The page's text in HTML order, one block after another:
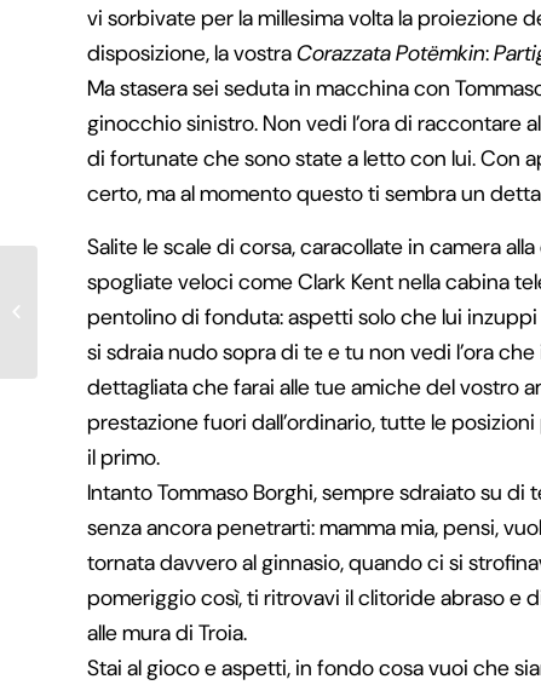
vi sorbivate per la millesima volta la proiezione
disposizione, la vostra Corazzata Potëmkin:
Ma stasera sei seduta in macchina con
ginocchio sinistro. Non vedi l’ora di raccontare
di fortunate che sono state a letto con lui. Con
certo, ma al momento questo ti sembra un
Salite le scale di corsa, caracollate in camera
spogliate veloci come Clark Kent nella cabina
pentolino di fonduta: aspetti solo che lui
si sdraia nudo sopra di te e tu non vedi l’ora
dettagliata che farai alle tue amiche del vostro
prestazione fuori dall’ordinario, tutte le
il primo.
Intanto Tommaso Borghi, sempre sdraiato su
senza ancora penetrarti: mamma mia, pensi,
tornata davvero al ginnasio, quando ci si
pomeriggio così, ti ritrovavi il clitoride abraso e
alle mura di Troia.
Stai al gioco e aspetti, in fondo cosa vuoi che
CAPITOLO 33 – Interludio